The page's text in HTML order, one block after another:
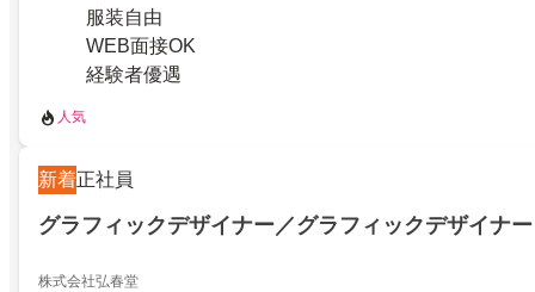
服装自由
WEB面接OK
経験者優遇
人気
新着正社員
グラフィックデザイナー／グラフィックデザイナー
株式会社弘春堂